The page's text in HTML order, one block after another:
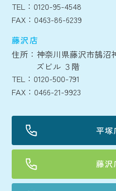
TEL：0120-95-4548
FAX：0463-86-6239
藤沢店
住所：神奈川県藤沢市鵠沼
ズビル ３階
TEL：0120-500-791
FAX：0466-21-9923
平塚
藤沢